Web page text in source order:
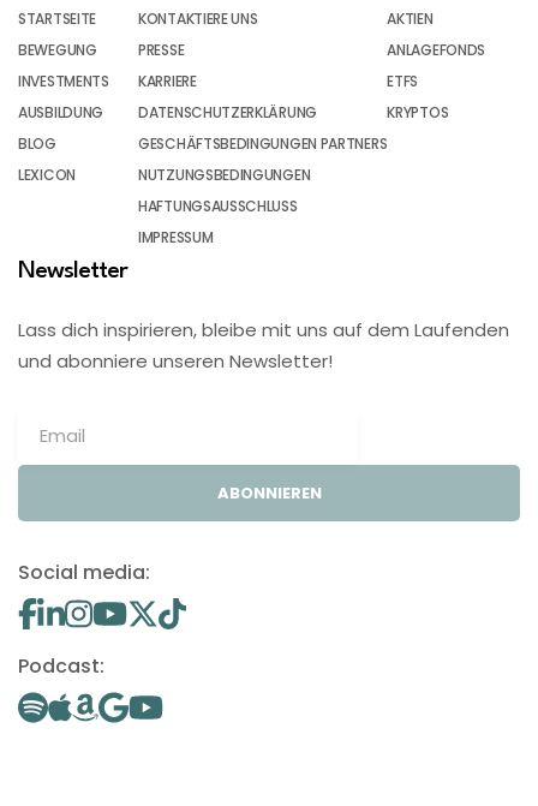
STARTSEITE
BEWEGUNG
INVESTMENTS
AUSBILDUNG
BLOG
LEXICON
KONTAKTIERE UNS
PRESSE
KARRIERE
DATENSCHUTZERKLÄRUNG
GESCHÄFTSBEDINGUNGEN PARTNERS
NUTZUNGSBEDINGUNGEN
HAFTUNGSAUSSCHLUSS
IMPRESSUM
AKTIEN
ANLAGEFONDS
ETFS
KRYPTOS
Newsletter
Lass dich inspirieren, bleibe mit uns auf dem Laufenden
und abonniere unseren Newsletter!
ABONNIEREN
Social media:
Podcast: